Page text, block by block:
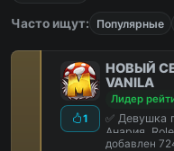
Часто ищут: Популярные
1
НОВЫЙ
VANILA
Лидер
✅ Девушка
Анария,
добавлен